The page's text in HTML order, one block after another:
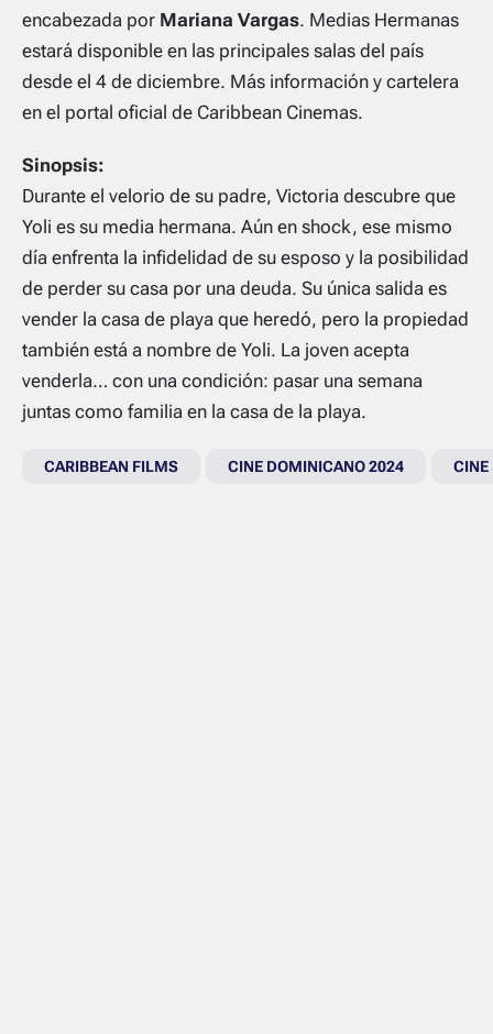
encabezada por Mariana Vargas. Medias Hermanas
estará disponible en las principales salas del país
desde el 4 de diciembre. Más información y cartelera
en el portal oficial de Caribbean Cinemas.
Sinopsis:
Durante el velorio de su padre, Victoria descubre que
Yoli es su media hermana. Aún en shock, ese mismo
día enfrenta la infidelidad de su esposo y la posibilidad
de perder su casa por una deuda. Su única salida es
vender la casa de playa que heredó, pero la propiedad
también está a nombre de Yoli. La joven acepta
venderla… con una condición: pasar una semana
juntas como familia en la casa de la playa.
CARIBBEAN FILMS CINE DOMINICANO 2024 CINE